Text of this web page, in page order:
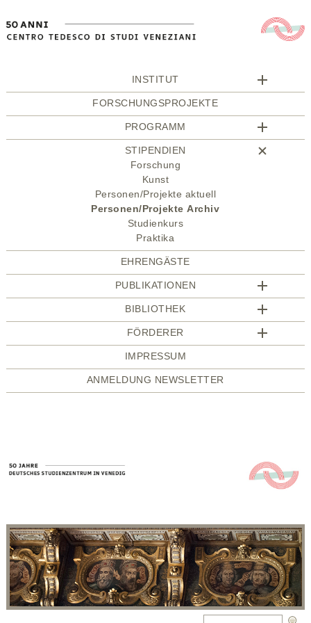
INSTITUT
FORSCHUNGSPROJEKTE
PROGRAMM
STIPENDIEN
Forschung
Kunst
Personen/Projekte aktuell
Personen/Projekte Archiv
Studienkurs
Praktika
EHRENGÄSTE
PUBLIKATIONEN
BIBLIOTHEK
FÖRDERER
IMPRESSUM
ANMELDUNG NEWSLETTER